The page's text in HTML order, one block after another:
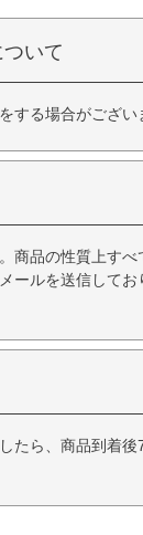
いて
る場合がござい
商品の性質上す
ールを送信して
たら、商品到着